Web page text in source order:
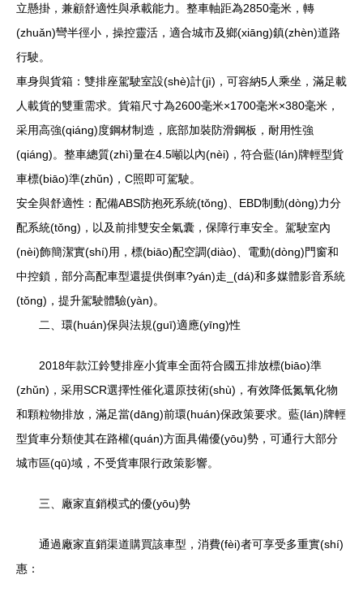
立懸掛，兼顧舒適性與承載能力。整車軸距為2850毫米，轉
(zhuǎn)彎半徑小，操控靈活，適合城市及鄉(xiāng)鎮(zhèn)道路
行駛。
車身與貨箱：雙排座駕駛室設(shè)計(jì)，可容納5人乘坐，滿足載
人載貨的雙重需求。貨箱尺寸為2600毫米×1700毫米×380毫米，
采用高強(qiáng)度鋼材制造，底部加裝防滑鋼板，耐用性強
(qiáng)。整車總質(zhì)量在4.5噸以內(nèi)，符合藍(lán)牌輕型貨
車標(biāo)準(zhǔn)，C照即可駕駛。
安全與舒適性：配備ABS防抱死系統(tǒng)、EBD制動(dòng)力分
配系統(tǒng)，以及前排雙安全氣囊，保障行車安全。駕駛室內
(nèi)飾簡潔實(shí)用，標(biāo)配空調(diào)、電動(dòng)門窗和
中控鎖，部分高配車型還提供倒車?yán)走_(dá)和多媒體影音系統
(tǒng)，提升駕駛體驗(yàn)。
二、環(huán)保與法規(guī)適應(yīng)性
2018年款江鈴雙排座小貨車全面符合國五排放標(biāo)準
(zhǔn)，采用SCR選擇性催化還原技術(shù)，有效降低氮氧化物
和顆粒物排放，滿足當(dāng)前環(huán)保政策要求。藍(lán)牌輕
型貨車分類使其在路權(quán)方面具備優(yōu)勢，可通行大部分
城市區(qū)域，不受貨車限行政策影響。
三、廠家直銷模式的優(yōu)勢
通過廠家直銷渠道購買該車型，消費(fèi)者可享受多重實(shí)
惠：